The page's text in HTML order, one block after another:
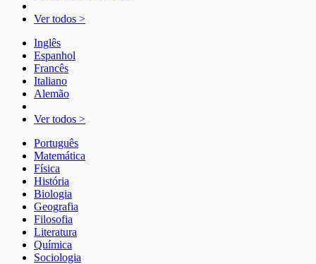
Ver todos >
Inglês
Espanhol
Francês
Italiano
Alemão
Ver todos >
Português
Matemática
Física
História
Biologia
Geografia
Filosofia
Literatura
Química
Sociologia